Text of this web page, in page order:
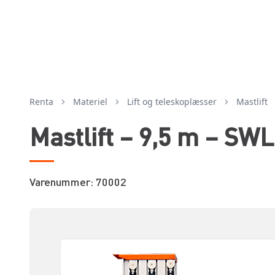
Renta Materiel lift og teleskoplæsser mastlift
Mastlift – 9,5 m –
Varenummer: 70002